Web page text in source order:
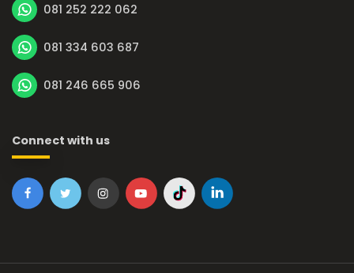
081 252 222 062
081 334 603 687
081 246 665 906
Connect with us